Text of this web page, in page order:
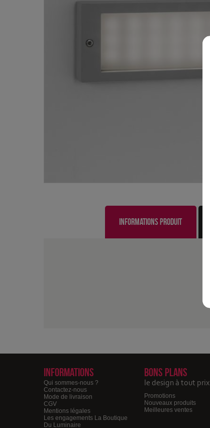
Informations produit
Informations
Qui sommes-nous ?
Contactez-nous
Mode de livraison
CGV
Mentions légales
Les engagements La Boutique
Du Luminaire
Bons plans
le design à tout prix
Promotions
Nouveaux produits
Meilleures ventes